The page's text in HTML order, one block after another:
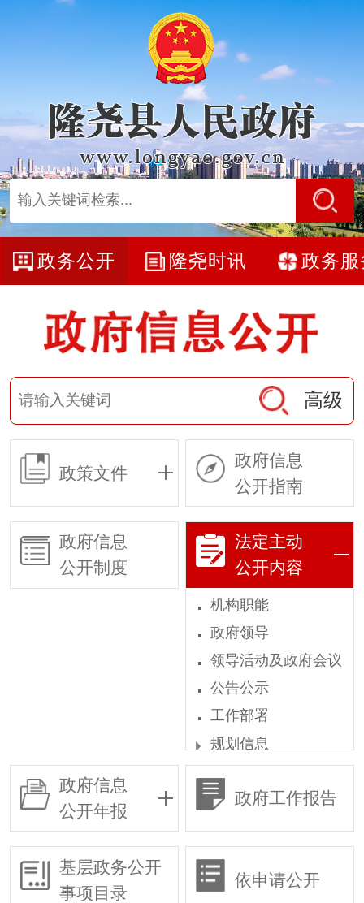
政务公开 隆尧时讯 政务服
高级
政策文件
政府信息
公开指南
政府信息
公开制度
法定主动
公开内容
机构职能
政府领导
领导活动及政府会议
公告公示
工作部署
规划信息
统计信息
权责清单
行政许可
行政复议
行政执法
政府信息
公开年报
政府工作报告
基层政务公开
事项目录
依申请公开